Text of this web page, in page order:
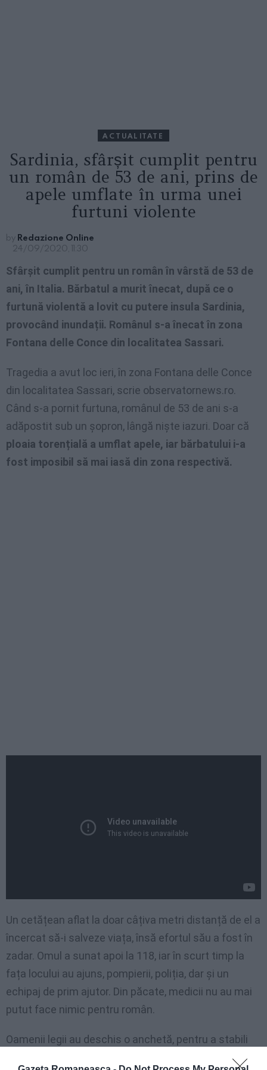
ACTUALITATE
Sardinia, sfârșit cumplit pentru
un român de 53 de ani, prins de
apele umflate în urma unei
furtuni violente
by Redazione Online
24/09/2020, 11:30
Sfârșit cumplit pentru un român în vârstă de 53 de
ani, în Italia. Bărbatul a murit înecat, după ce o
furtună violentă a lovit cu putere insula Sardinia,
provocând inundații. Românul s-a înecat în zona
Fontana delle Conce din localitatea Sassari.
Tragedia a avut loc ieri, în zona Fontana delle Conce
din localitatea Sassari, scrie observatornews.ro.
Când s-a pornit furtuna, românul de 53 de ani s-a
adăpostit sub un șopron, lângă niște iazuri. Doar că
ploaia torențială a umflat apele, iar bărbatului i-a
fost imposibil să mai iasă din zona respectivă.
Un cetățean aflat la doar câțiva metri distanță de el a
încercat să-i salveze viața, însă efortul său a fost în
zadar. Omul a sunat apoi la 118, iar în scurt timp la
fața locului au ajuns, pompierii, poliția, dar și un
echipaj de prim ajutor. Din păcate, medicii nu au mai
putut face nimic pentru român.
Oamenii legii au deschis o anchetă, pentru a stabili